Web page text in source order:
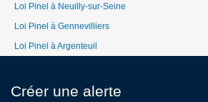
Loi Pinel à Neuilly-sur-Seine
Loi Pinel à Gennevilliers
Loi Pinel à Argenteuil
Créer une alerte